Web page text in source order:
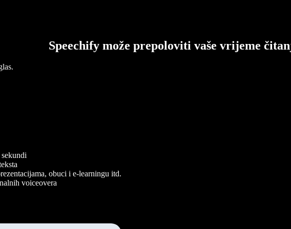
Speechify može prepoloviti vaše vrijeme
obuci i e-learningu itd.
voiceovera